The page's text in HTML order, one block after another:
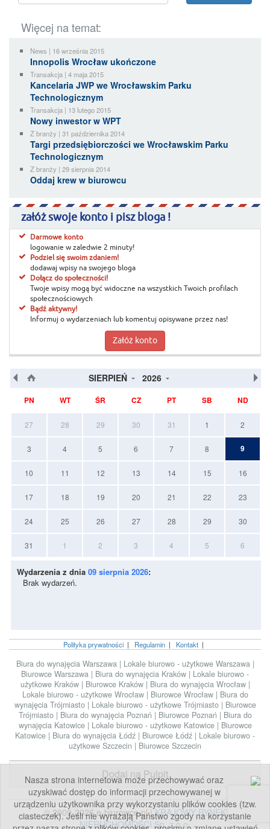
Nasza strona internetowa może przechowywać oraz
uzyskiwać dostęp do informacji przechowywanej w
urządzeniu użytkownika przy wykorzystaniu plików cookies (tzw.
ciasteczek). Jeśli nie wyrażają Państwo zgody na korzystanie
Więcej na temat:
News | 16 września 2015
Innopolis Wrocław ukończone
Transakcja | 4 maja 2015
Kancelaria JWP we Wrocławskim Parku
Technologicznym
Transakcja | 13 lutego 2015
Nowy inwestor w WPT
Z branży | 31 października 2014
Targi przedsiębiorczości we Wrocławskim Parku
Technologicznym
Z branży | 29 sierpnia 2014
Oddaj krew w biurowcu
załóż swoje konto i pisz bloga !
Darmowe konto
logowanie w zaledwie 2 minuty!
Podziel się swoim zdaniem!
dodawaj wpisy na swojego bloga
Dołącz do społeczności!
Twoje wpisy mogą być widoczne na wszystkich Twoich profilach
społecznościowych
Bądź aktywny!
Informuj o wydarzeniach lub komentuj opisywane przez nas!
Załóż konto
SIERPIEŃ 2026
PN WT ŚR CZ PT SB ND
27 28 29 30 31 1 2
3 4 5 6 7 8 9
10 11 12 13 14 15 16
17 18 19 20 21 22 23
24 25 26 27 28 29 30
31 1 2 3 4 5 6
Wydarzenia z dnia 09 sierpnia 2026:
Brak wydarzeń.
Polityka prywatności| Regulamin| Kontakt|
Biura do wynajęcia Warszawa | Lokale biurowo - użytkowe Warszawa |
Biurowce Warszawa | Biura do wynajęcia Kraków | Lokale biurowo -
użytkowe Kraków | Biurowce Kraków | Biura do wynajęcia Wrocław |
Lokale biurowo - użytkowe Wrocław | Biurowce Wrocław | Biura do
wynajęcia Trójmiasto | Lokale biurowo - użytkowe Trójmiasto | Biurowce
Trójmiasto | Biura do wynajęcia Poznań | Biurowce Poznań | Biura do
wynajęcia Katowice | Lokale biurowo - użytkowe Katowice | Biurowce
Katowice | Biura do wynajęcia Łódź | Biurowce Łódź | Lokale biurowo -
użytkowe Szczecin | Biurowce Szczecin
Dodaj na Pulpit
© 2009-2026 e-biurowce.pl |KRAJOWY RYNEK
NIERUCHOMOŚCI Sp. z o.o.